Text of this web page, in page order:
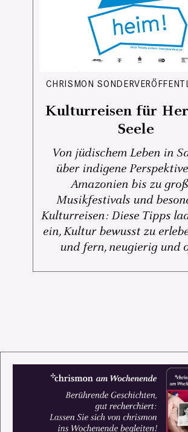
CHRISMON
Kulturreisen für
Seele
Von jüdischem Leben in
über indigene
Amazonien bis zu
Musikfestivals und
Kulturreisen: Diese Tipps
ein, Kultur bewusst zu
und fern, neugierig und